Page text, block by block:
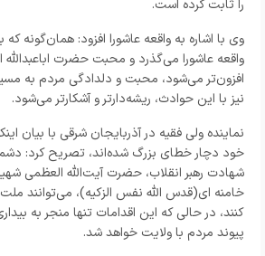
را ثابت کرده است.
واقعه عاشورا می‌گذرد و محبت حضرت اباعبدالله
افزون‌تر می‌شود، محبت و دلدادگی مردم به
نیز با این حوادث، ریشه‌دارتر و آشکارتر می‌شود.
نماینده ولی‌ فقیه در آذربایجان شرقی با بیان
خود دچار خطای بزرگ شده‌اند، تصریح کرد:
شهادت رهبر انقلاب، حضرت آیت‌الله العظمی
خامنه ای(قدس الله نفس الزکیه)، می‌توانند
کنند، در حالی که این اقدامات تنها منجر به
پیوند مردم با ولایت خواهد شد.